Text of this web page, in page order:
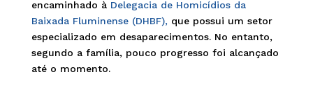
encaminhado à Delegacia de Homicídios da
Baixada Fluminense (DHBF), que possui um setor
especializado em desaparecimentos. No entanto,
segundo a família, pouco progresso foi alcançado
até o momento.